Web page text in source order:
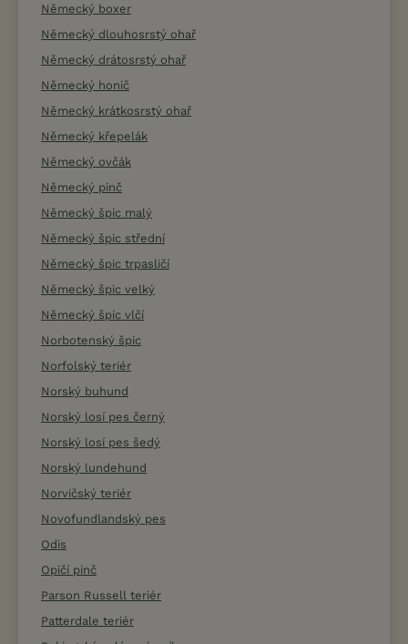
Německý boxer
Německý dlouhosrstý ohař
Německý drátosrstý ohař
Německý honič
Německý krátkosrstý ohař
Německý křepelák
Německý ovčák
Německý pinč
Německý špic malý
Německý špic střední
Německý špic trpasličí
Německý špic velký
Německý špic vlčí
Norbotenský špic
Norfolský teriér
Norský buhund
Norský losí pes černý
Norský losí pes šedý
Norský lundehund
Norvičský teriér
Novofundlandský pes
Odis
Opičí pinč
Parson Russell teriér
Patterdale teriér